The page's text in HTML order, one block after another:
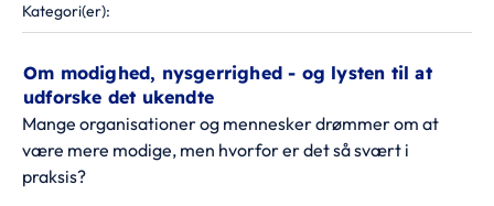
Kategori(er):
Om modighed, nysgerrighed - og lysten til at
udforske det ukendte
Mange organisationer og mennesker drømmer om at
være mere modige, men hvorfor er det så svært i
praksis?